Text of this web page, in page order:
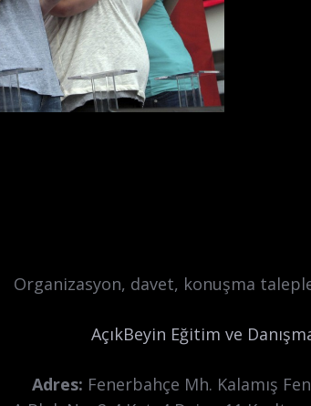
Organizasyon, davet, konuşma
AçıkBeyin Eğitim ve
Adres: Fenerbahçe Mh. Kalamış